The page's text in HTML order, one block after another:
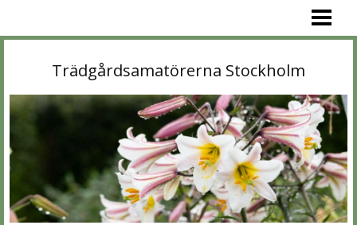
TRÄDGÅRDAR
KONTAKT
Trädgårdsamatörerna Stockholm